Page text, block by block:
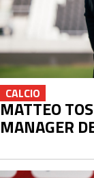
CALCIO
MATTEO
MANAGER